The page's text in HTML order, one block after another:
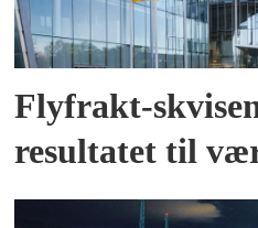
Flyfrakt-
resultatet til